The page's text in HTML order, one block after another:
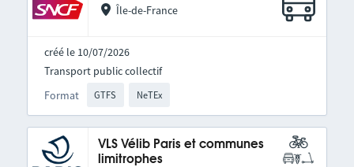
Île-de-France
créé le 10/07/2026
Format GTFS NeTEx
Transport public collectif
VLS Vélib Paris et communes
limitrophes